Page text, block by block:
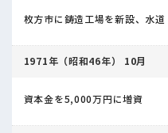
枚方市に鋳造工場を新設、水
1971年（昭和46年） 10月
資本金を5,000万円に増資